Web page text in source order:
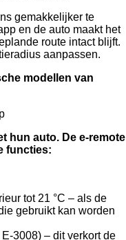
gemakkelijker te
en de auto maakt het
route intact blijft.
aanpassen.
modellen van
hun auto. De e-remote
functies:
tot 21 °C – als de
gebruikt kan worden
3008) – dit verkort de